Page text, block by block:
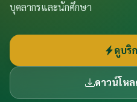
บุคลากรและนักศึกษา
ดูบริ
ดาวน์โห